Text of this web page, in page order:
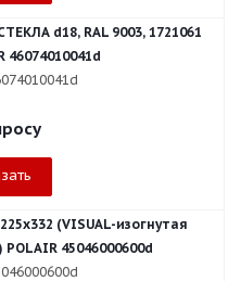
d18, RAL 9003, 1721061
46074010041d
(VISUAL-изогнутая
45046000600d